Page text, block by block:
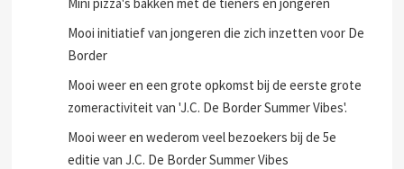
Mooi initiatief van jongeren die zich inzetten voor De
Border
Mooi weer en een grote opkomst bij de eerste grote
zomeractiviteit van 'J.C. De Border Summer Vibes'.
Mooi weer en wederom veel bezoekers bij de 5e
editie van J.C. De Border Summer Vibes